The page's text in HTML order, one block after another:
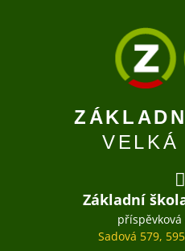
VELKÁ
Základní
Sadová 579,